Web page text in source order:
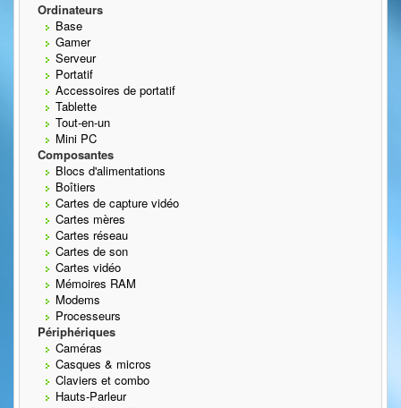
Ordinateurs
Base
Gamer
Serveur
Portatif
Accessoires de portatif
Tablette
Tout-en-un
Mini PC
Composantes
Blocs d'alimentations
Boîtiers
Cartes de capture vidéo
Cartes mères
Cartes réseau
Cartes de son
Cartes vidéo
Mémoires RAM
Modems
Processeurs
Périphériques
Caméras
Casques & micros
Claviers et combo
Hauts-Parleur